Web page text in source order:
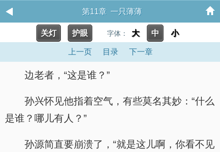
第11章 一只薄薄
关灯 护眼 字体： 大 中 小
上一页 目录 下一章
边老者，“这是谁？”
孙兴怀见他指着空气，有些莫名其妙：“什么
是谁？哪儿有人？”
孙源简直要崩溃了，“就是这儿啊，你看不见